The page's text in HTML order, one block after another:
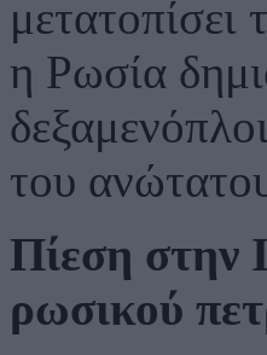
η Ρωσία
του
Πίεση στην
ρωσικού